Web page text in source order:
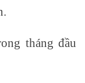
tháng đầu